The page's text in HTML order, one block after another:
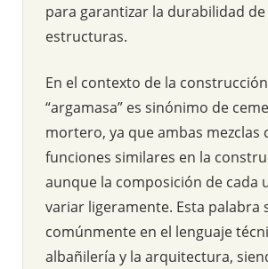
para garantizar la durabilidad de
estructuras.
En el contexto de la
“argamasa” es sinónimo de
mortero, ya que ambas mezclas
funciones similares en la
aunque la composición de cada
variar ligeramente. Esta palabra
comúnmente en el lenguaje
albañilería y la arquitectura,